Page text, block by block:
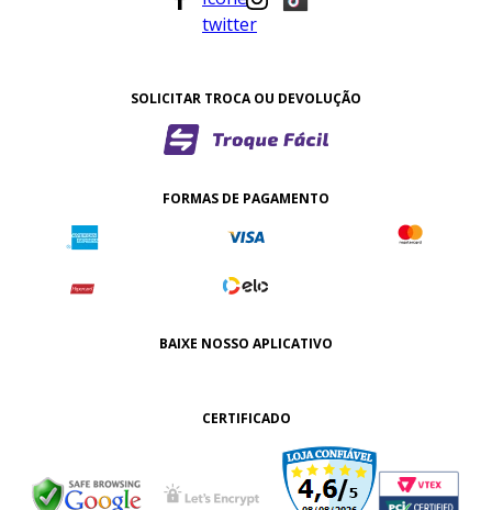
SOLICITAR TROCA OU DEVOLUÇÃO
FORMAS DE PAGAMENTO
BAIXE NOSSO APLICATIVO
CERTIFICADO